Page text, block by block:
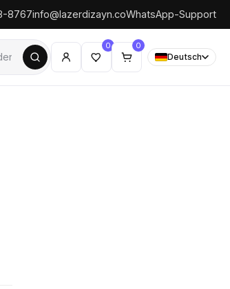
8767info@lazerdizayn.coWhatsApp-Support
0 0
Deutsch